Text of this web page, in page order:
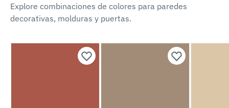
Explore combinaciones de colores para paredes
decorativas, molduras y puertas.